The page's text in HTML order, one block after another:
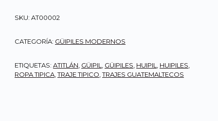
SKU: AT00002
CATEGORÍA: GÜIPILES MODERNOS
ETIQUETAS: ATITLÁN, GÜIPIL, GÜIPILES, HUIPIL, HUIPILES,
ROPA TIPICA,TRAJE TIPICO,TRAJES GUATEMALTECOS